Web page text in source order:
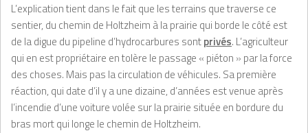
L’explication tient dans le fait que les terrains que traverse ce
sentier, du chemin de Holtzheim à la prairie qui borde le côté est
de la digue du pipeline d’hydrocarbures sontprivés. L’agriculteur
qui en est propriétaire en tolère le passage « piéton » par la force
des choses. Mais pas la circulation de véhicules. Sa première
réaction, qui date d’il y a une dizaine, d’années est venue après
l’incendie d’une voiture volée sur la prairie située en bordure du
bras mort qui longe le chemin de Holtzheim.